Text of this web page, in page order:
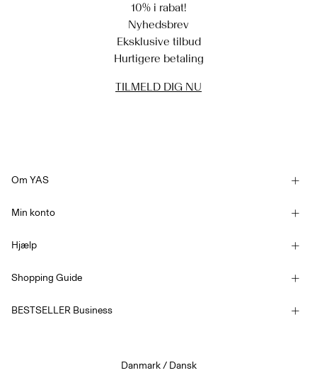
10% i rabat!
Nyhedsbrev
Eksklusive tilbud
Hurtigere betaling
TILMELD DIG NU
Om YAS
Vores historie
Bæredygtighed
Min konto
Log ind / Tilmelde
YAS E-Gift Card
Hjælp
Kundeservice
Konkurrencebetingelser
Shopping Guide
Størrelsesguide
BESTSELLER Business
Danmark / Dansk